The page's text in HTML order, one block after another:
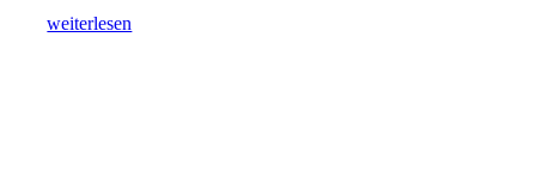
weiterlesen